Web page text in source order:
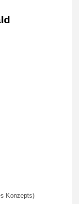
Konzepts)